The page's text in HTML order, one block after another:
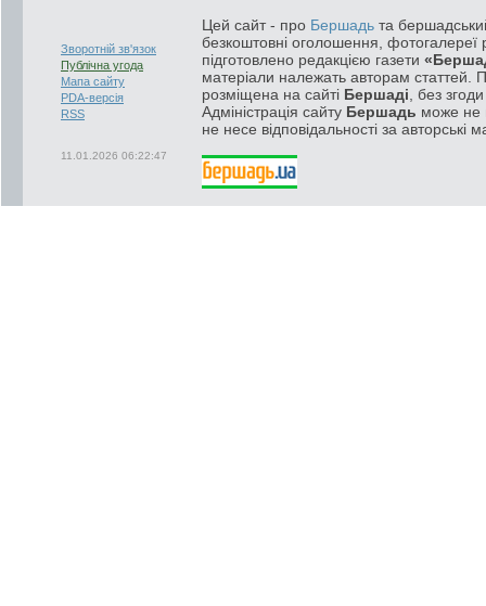
Зворотній зв'язок
Публічна угода
Мапа сайту
PDA-версія
RSS
11.01.2026 06:22:47
Цей сайт - про Бершадь та
безкоштовні оголошення, фотогалереї
підготовлено редакцією газети
матеріали належать авторам статтей.
розміщена на сайті Бершаді , без
Адміністрація сайту Бершадь може не
не несе відповідальності за авторські